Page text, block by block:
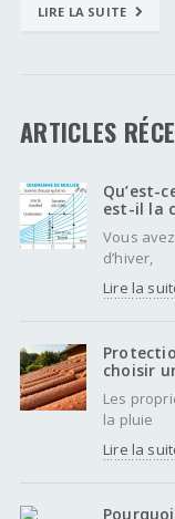
LIRE LA SUITE
ARTICLES
Qu’est-
est-il la
Vous
d’hiver,
Lire la
choisir
Les
la pluie
Lire la